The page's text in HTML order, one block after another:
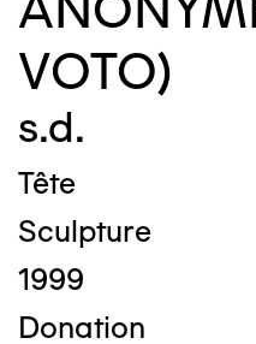
VOTO)
s.d.
Tête
Sculpture
1999
Donation